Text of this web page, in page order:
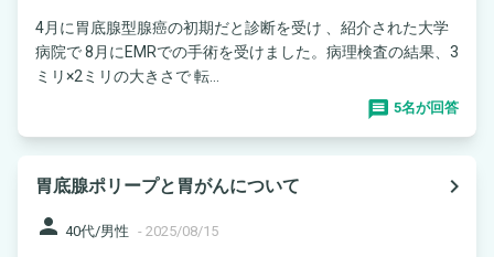
4月に胃底腺型腺癌の初期だと診断を受け 、紹介された大学
病院で 8月にEMRでの手術を受けました。病理検査の結果、3
ミリ×2ミリの大きさで 転...
5名が回答
胃底腺ポリープと胃がんについて
navigate_next
person 40代/男性 - 2025/08/15